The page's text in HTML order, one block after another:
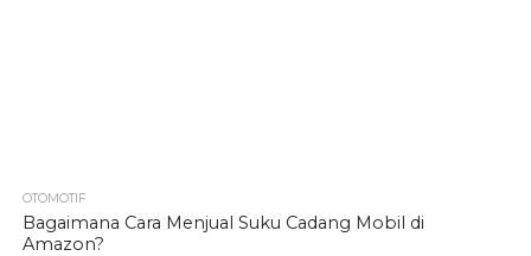
OTOMOTIF
Bagaimana Cara Menjual Suku Cadang Mobil di
Amazon?